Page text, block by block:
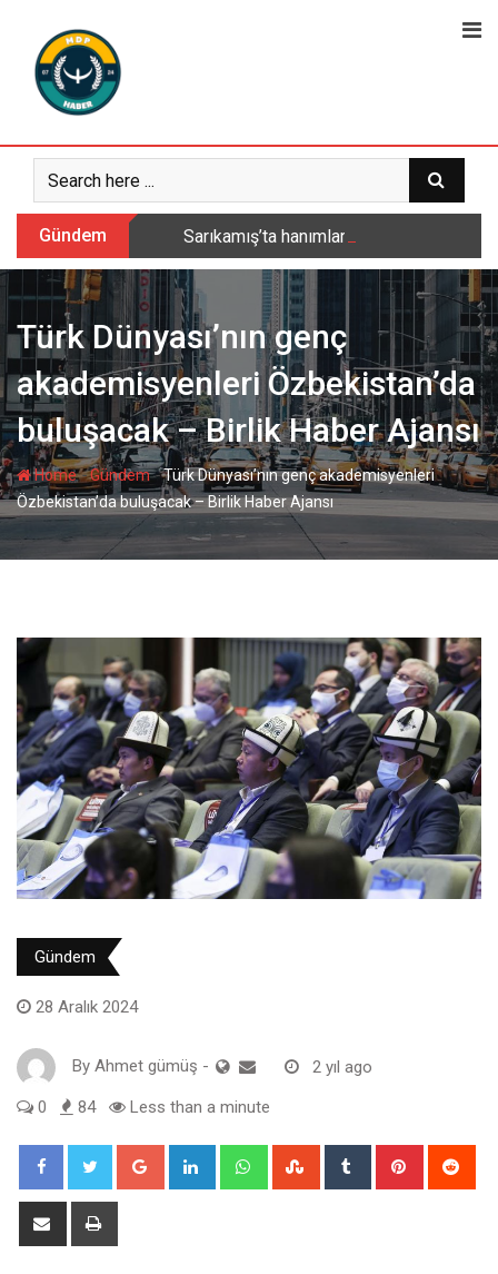
content
Gündem Sarıkamış’ta hanımlara yönelik
Türk Dünyası’nın genç
akademisyenleri Özbekistan’da
buluşacak – Birlik Haber Ajansı
Home-Gündem-Türk Dünyası’nın genç akademisyenleri
Özbekistan’da buluşacak – Birlik Haber Ajansı
Gündem
28 Aralık 2024
By Ahmet gümüş - 2 yıl ago
0 84 Less than a minute
Google+ LinkedIn WhatsappStumbleUpon
Tumblr Pinterest
Share